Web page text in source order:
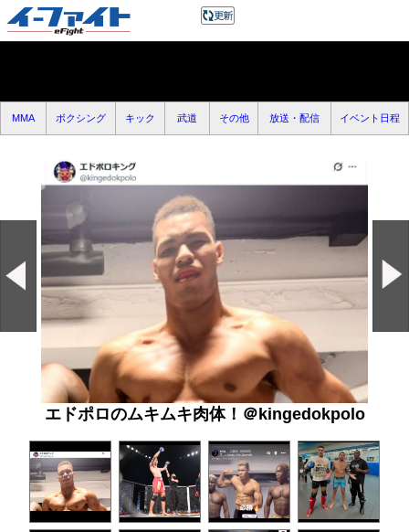
MMA ボクシング キック 武道 その他 放送・配信 イベント日程
エドポロのムキムキ肉体！＠kingedokpolo